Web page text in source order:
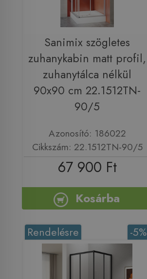
Sanimix szögletes
zuhanykabin matt profil,
zuhanytálca nélkül
90x90 cm 22.1512TN-
90/5
Azonosító: 186022
Cikkszám: 22.1512TN-90/5
67 900 Ft
Kosárba
-5%
Rendelésre